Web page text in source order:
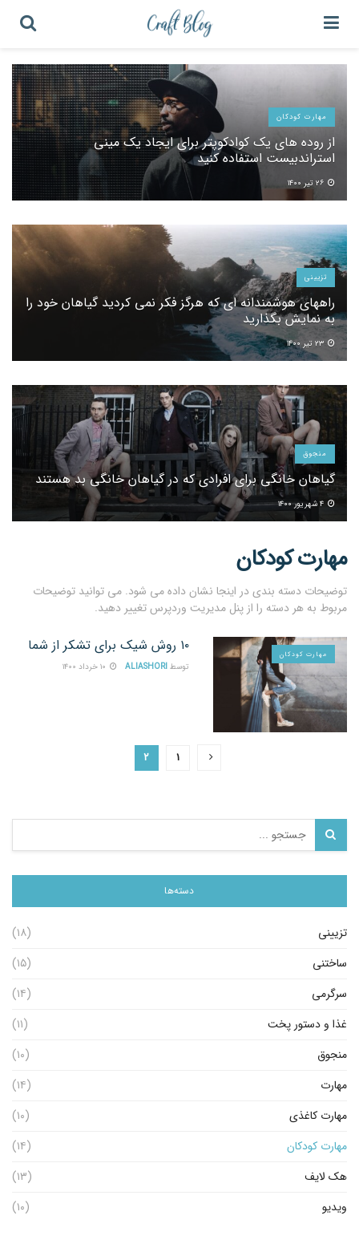
مهارت کودکان
از روده های یک کوادکوپتر برای ایجاد یک مینی
استراندبیست استفاده کنید
تزیینی
راههای هوشمندانه ای که هرگز فکر نمی کردید گیاهان خود را
به نمایش بگذارید
منجوق
گیاهان خانگی برای افرادی که در گیاهان خانگی بد هستند
مهارت کودکان
توضیحات دسته بندی در اینجا نشان داده می شود. می توانید توضیحات
مربوط به هر دسته را از پنل مدیریت وردپرس تغییر دهید.
مهارت کودکان ۱۰ روش شیک برای تشکر از شما
توسط ALIASHORI
۱ ۲
دسته‌ها
تزیینی
(۱۸)
ساختنی
(۱۵)
سرگرمی
(۱۴)
غذا و دستور پخت
(۱۱)
منجوق
(۱۰)
مهارت
(۱۴)
مهارت کاغذی
(۱۰)
مهارت کودکان
(۱۴)
هک لایف
(۱۳)
ویدیو
(۱۰)